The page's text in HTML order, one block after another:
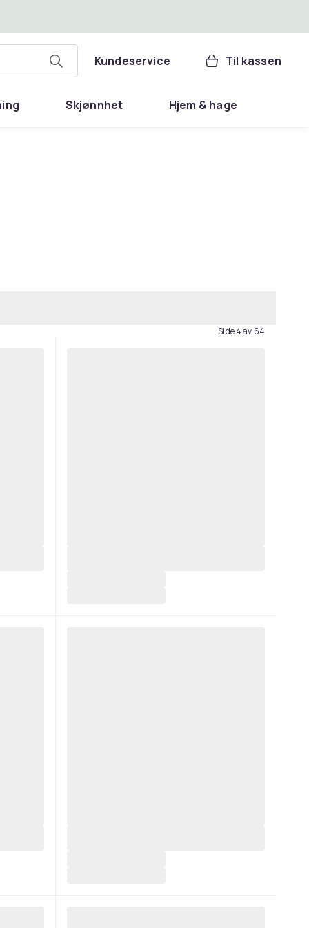
Kundeservice Til kassen
Skjønnhet Hjem & hage
Side 4 av 64